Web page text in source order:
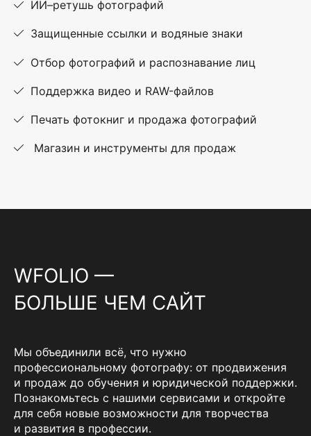
ИИ–ретушь фотографий
Защищенные ссылки и водяные знаки
Отбор фотографий и распознавание лиц
Поддержка видео и RAW-файлов
Печать фотокниг и продажа фотографий
Магазин и инструменты для продаж
WFOLIO —
БОЛЬШЕ ЧЕМ САЙТ
Мы объединили всё, что нужно
профессиональному фотографу: от продвижения
и продаж до обучения и юридической поддержки.
Познакомьтесь с нашими сервисами и откройте
для себя новые возможности для творчества
и развития в профессии.